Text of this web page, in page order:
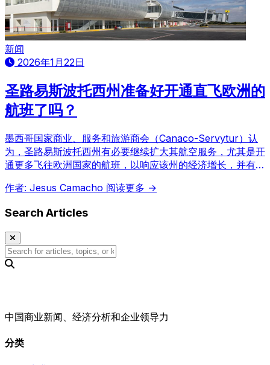
新闻
2026年1月22日
圣路易斯波托西州准备好开通直飞欧洲的
航班了吗？
墨西哥国家商业、服务和旅游商会（Canaco-Servytur）认
为，圣路易斯波托西州有必要继续扩大其航空服务，尤其是开
通更多飞往欧洲国家的航班，以响应该州的经济增长，并有助
作者: Jesus Camacho 阅读更多 →
Search Articles
中国商业新闻、经济分析和企业领导力
分类